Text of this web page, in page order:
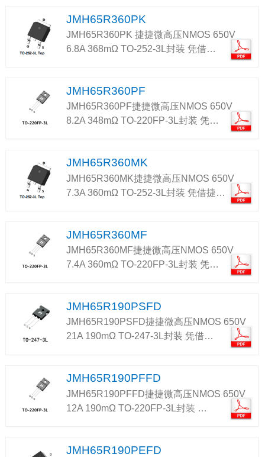
JMH65R360PK
JMH65R360PK 捷捷微高压NMOS 650V
6.8A 368mΩ TO-252-3L封装 凭借…
JMH65R360PF
JMH65R360PF捷捷微高压NMOS 650V
8.2A 348mΩ TO-220FP-3L封装 凭…
JMH65R360MK
JMH65R360MK捷捷微高压NMOS 650V
7.3A 360mΩ TO-252-3L封装 凭借捷…
JMH65R360MF
JMH65R360MF捷捷微高压NMOS 650V
7.4A 360mΩ TO-220FP-3L封装 凭…
JMH65R190PSFD
JMH65R190PSFD捷捷微高压NMOS 650V
21A 190mΩ TO-247-3L封装 凭借…
JMH65R190PFFD
JMH65R190PFFD捷捷微高压NMOS 650V
12A 190mΩ TO-220FP-3L封装 …
JMH65R190PEFD